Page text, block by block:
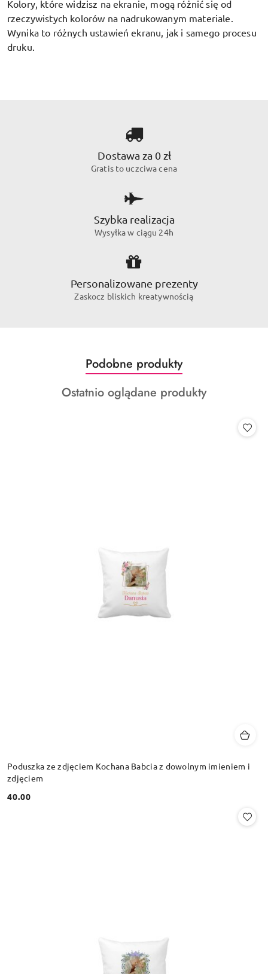
Kolory, które widzisz na ekranie, mogą różnić się od
rzeczywistych kolorów na nadrukowanym materiale.
Wynika to różnych ustawień ekranu, jak i samego procesu
druku.
Dostawa za 0 zł
Gratis to uczciwa cena
Szybka realizacja
Wysyłka w ciągu 24h
Personalizowane prezenty
Zaskocz bliskich kreatywnością
Pomiń karuzelę produktów
Produkty
o
statusie:
Podobne produkty
Produkty
Ostatnio oglądane produkty
Poduszka ze zdjęciem Kochana Babcia z dowolnym imieniem i
zdjęciem
Cena:
40.00